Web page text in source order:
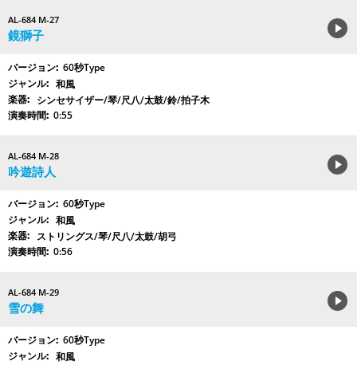
AL-684 M-27
鏡獅子
60秒Type
和風
シンセサイザー/琴/尺八/太鼓/鈴/拍子木
0:55
AL-684 M-28
吟遊詩人
60秒Type
和風
ストリングス/琴/尺八/太鼓/胡弓
0:56
AL-684 M-29
雪の舞
60秒Type
和風